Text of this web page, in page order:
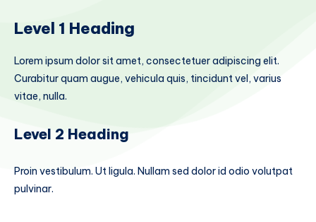
Level 1 Heading
Lorem ipsum dolor sit amet, consectetuer adipiscing elit.
Curabitur quam augue, vehicula quis, tincidunt vel, varius
vitae, nulla.
Level 2 Heading
Proin vestibulum. Ut ligula. Nullam sed dolor id odio volutpat
pulvinar.